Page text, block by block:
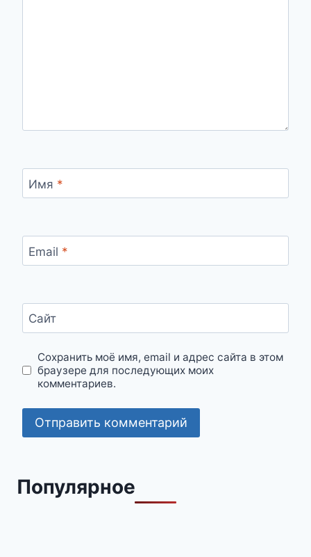
Имя *
Email *
Сайт
Сохранить моё имя, email и адрес сайта в этом
браузере для последующих моих
комментариев.
Популярное